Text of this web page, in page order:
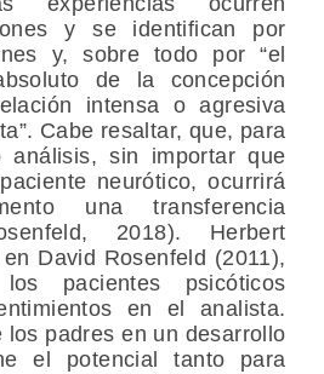
y se identifican por
y, sobre todo por “el
de la concepción
intensa o agresiva
Cabe resaltar, que, para
sin importar que
neurótico, ocurrirá
una transferencia
2018). Herbert
David Rosenfeld (2011),
pacientes psicóticos
en el analista.
los padres en un desarrollo
el potencial tanto para